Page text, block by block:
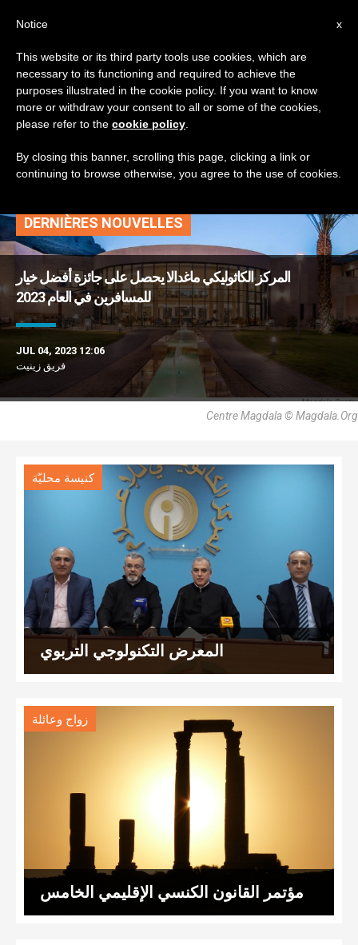
TAG
Posts Tagged ‘مركز
كاثوليكي’
DERNIÈRES NOUVELLES
المركز الكاثوليكي ماغدالا يحصل على جائزة أفضل خيار
للمسافرين في العام 2023
JUL 04, 2023 12:06
فريق زينيت
Centre Magdala © Magdala.Org
كنيسة محليّة
المعرض التكنولوجي التربوي
زواج وعائلة
مؤتمر القانون الكنسي الإقليمي الخامس
x
Notice
This website or its third party tools use cookies, which are
necessary to its functioning and required to achieve the
purposes illustrated in the cookie policy. If you want to know
more or withdraw your consent to all or some of the cookies,
please refer to the cookie policy
By closing this banner, scrolling this page, clicking a link or
continuing to browse otherwise, you agree to the use of cookies.